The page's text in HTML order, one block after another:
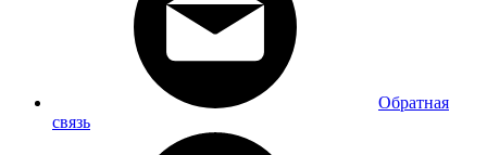
Обратная
связь